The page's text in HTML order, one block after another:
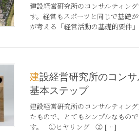
建設経営研究所のコンサルティン
す。経営もスポーツと同じで基礎
が考える「経営活動の基礎的要件
建設経営研究所のコンサルティングの
基本ステップ
建設経営研究所のコンサルティン
たもので、とてもシンプルなもの
す。 ①ヒヤリング ② […]